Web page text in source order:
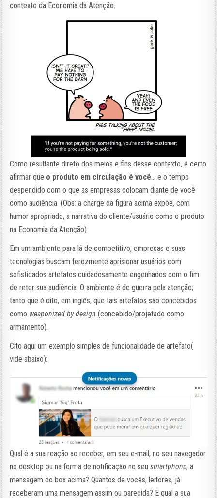
contexto da Economia da Atenção.
Como resultante direto dos meios e fins desse contexto, é certo
afirmar que o produto em circulação é você… e o tempo
despendido com o que as empresas colocam diante de você
como audiência. (Obs: a charge da figura acima expõe, com
humor apropriado, a narrativa do cliente/usuário como o produto
na Economia da Atenção)
Em um ambiente para lá de competitivo, empresas e suas
tecnologias buscam ferozmente aprisionar usuários com
sofisticados artefatos cuidadosamente engenhados com o fim
de reter sua audiência. O ambiente é de guerra pela atenção;
tanto que é dito, em inglês, que tais artefatos são concebidos
como weaponized by design (concebido/projetado como
armamento).
Cito aqui um exemplo simples de funcionalidade de artefato(
vide abaixo):
Qual é a sua reação ao receber, em seu e-mail, no seu navegador
no desktop ou na forma de notificação no seusmartphone, a
mensagem do box acima? Quantos de vocês, leitores, já
receberam uma mensagem assim ou parecida? E qual a sua